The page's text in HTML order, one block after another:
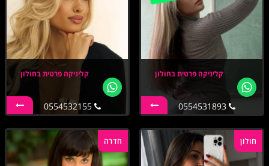
קליניקה פרטית בחולון
0554531893
קליניקה פרטית בחולון
0554532155
חולון חדרה